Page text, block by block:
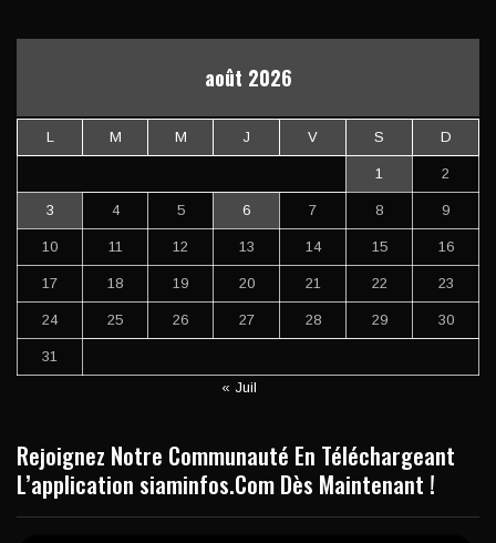
août 2026
L M M J V S D
1 2
3 4 5 6 7 8 9
10 11 12 13 14 15 16
17 18 19 20 21 22 23
24 25 26 27 28 29 30
31
« Juil
Rejoignez Notre Communauté En Téléchargeant
L’application siaminfos.Com Dès Maintenant !